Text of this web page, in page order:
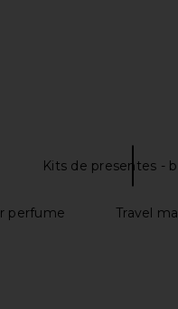
Kits de presentes -
perfume Travel